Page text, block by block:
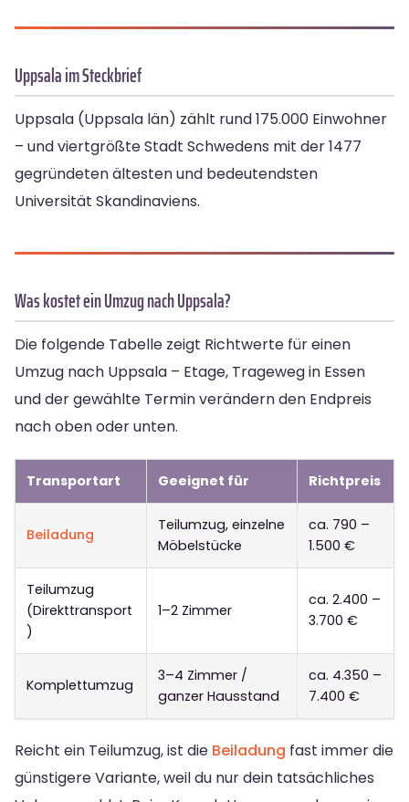
Uppsala im Steckbrief
Uppsala (Uppsala län) zählt rund 175.000 Einwohner
– und viertgrößte Stadt Schwedens mit der 1477
gegründeten ältesten und bedeutendsten
Universität Skandinaviens.
Was kostet ein Umzug nach Uppsala?
Die folgende Tabelle zeigt Richtwerte für einen
Umzug nach Uppsala – Etage, Trageweg in Essen
und der gewählte Termin verändern den Endpreis
nach oben oder unten.
Transportart Geeignet für Richtpreis
Beiladung
Teilumzug, einzelne
Möbelstücke
ca. 790 –
1.500 €
Teilumzug
(Direkttransport
)
1–2 Zimmer
ca. 2.400 –
3.700 €
Komplettumzug
3–4 Zimmer /
ganzer Hausstand
ca. 4.350 –
7.400 €
Reicht ein Teilumzug, ist die Beiladung fast immer die
günstigere Variante, weil du nur dein tatsächliches